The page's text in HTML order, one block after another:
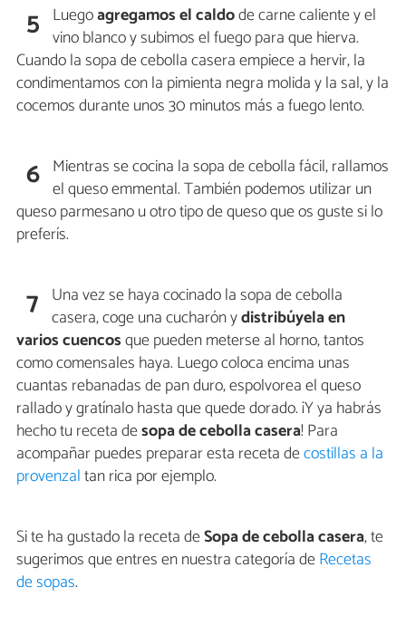
5 Luegoagregamos el caldode carne caliente y el
vino blanco y subimos el fuego para que hierva.
Cuando la sopa de cebolla casera empiece a hervir, la
condimentamos con la pimienta negra molida y la sal, y la
cocemos durante unos 30 minutos más a fuego lento.
6 Mientras se cocina la sopa de cebolla fácil, rallamos
el queso emmental. También podemos utilizar un
queso parmesano u otro tipo de queso que os guste si lo
preferís.
7 Una vez se haya cocinado la sopa de cebolla
casera, coge una cucharón ydistribúyela en
varios cuencosque pueden meterse al horno, tantos
como comensales haya. Luego coloca encima unas
cuantas rebanadas de pan duro, espolvorea el queso
rallado y gratínalo hasta que quede dorado. ¡Y ya habrás
hecho tu receta desopa de cebolla casera! Para
acompañar puedes preparar esta receta decostillas a la
provenzaltan rica por ejemplo.
Si te ha gustado la receta deSopa de cebolla casera, te
sugerimos que entres en nuestra categoría deRecetas
de sopas.